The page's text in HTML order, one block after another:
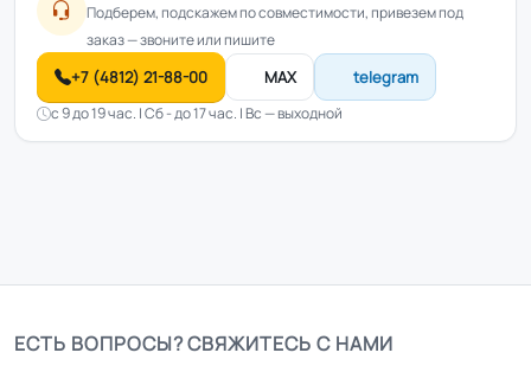
Подберем, подскажем по совместимости, привезем под
заказ — звоните или пишите
+7 (4812) 21-88-00 MAX telegram
с 9 до 19 час. | Сб - до 17 час. | Вс — выходной
ЕСТЬ ВОПРОСЫ? СВЯЖИТЕСЬ С НАМИ